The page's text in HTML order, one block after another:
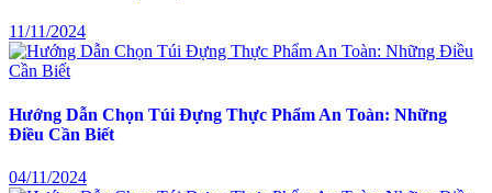
11/11/2024
Hướng Dẫn Chọn Túi Đựng Thực Phẩm An Toàn: Những
Điều Cần Biết
04/11/2024